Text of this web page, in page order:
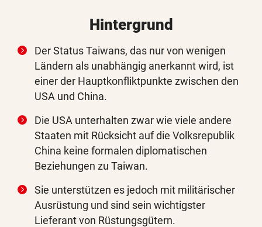
Hintergrund
Der Status Taiwans, das nur von wenigen
Ländern als unabhängig anerkannt wird, ist
einer der Hauptkonfliktpunkte zwischen den
USA und China.
Die USA unterhalten zwar wie viele andere
Staaten mit Rücksicht auf die Volksrepublik
China keine formalen diplomatischen
Beziehungen zu Taiwan.
Sie unterstützen es jedoch mit militärischer
Ausrüstung und sind sein wichtigster
Lieferant von Rüstungsgütern.